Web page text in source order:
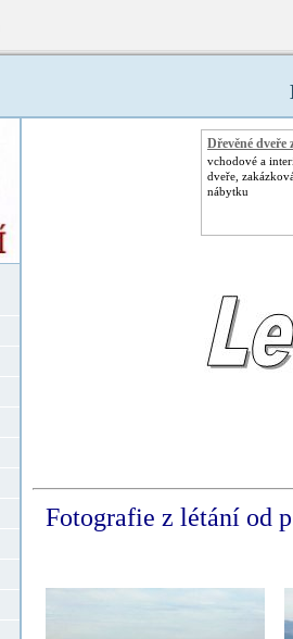
Dřevěné dveře
vchodové a
dveře,
nábytku
Fotografie z létání od